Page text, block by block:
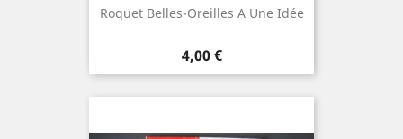
Roquet Belles-Oreilles A Une Idée
Prix
4,00 €